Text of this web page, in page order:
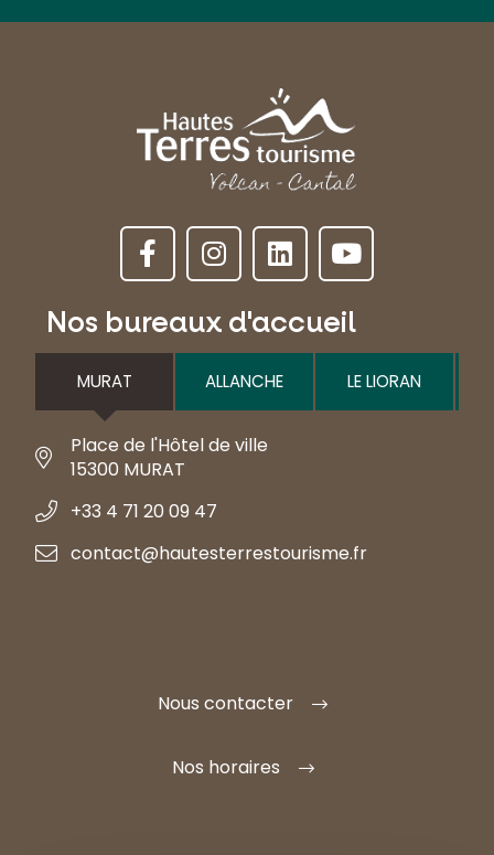
Nos bureaux d'accueil
MURAT ALLANCHE LE LIORAN
Place de l'Hôtel de ville
15300 MURAT
+33 4 71 20 09 47
contact@hautesterrestourisme.fr
Nous contacter
Nos horaires